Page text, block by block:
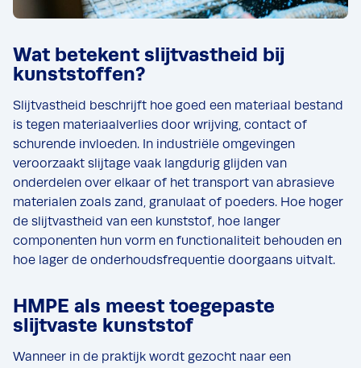
Wat betekent slijtvastheid bij
kunststoffen?
Slijtvastheid beschrijft hoe goed een materiaal bestand
is tegen materiaalverlies door wrijving, contact of
schurende invloeden. In industriële omgevingen
veroorzaakt slijtage vaak langdurig glijden van
onderdelen over elkaar of het transport van abrasieve
materialen zoals zand, granulaat of poeders. Hoe hoger
de slijtvastheid van een kunststof, hoe langer
componenten hun vorm en functionaliteit behouden en
hoe lager de onderhoudsfrequentie doorgaans uitvalt.
HMPE als meest toegepaste
slijtvaste kunststof
Wanneer in de praktijk wordt gezocht naar een